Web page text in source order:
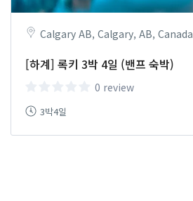
Calgary AB, Calgary, AB, Canada
[하계] 록키 3박 4일 (밴프 숙박)
0 review
3박4일